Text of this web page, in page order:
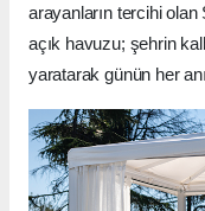
arayanların tercihi
açık havuzu; şehrin
yaratarak günün her